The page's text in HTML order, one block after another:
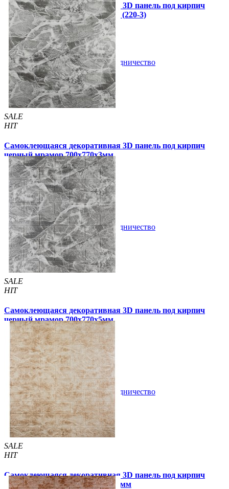
Самоклеющаяся декоративная 3D панель под кирпич
мрамор капучино 700x770x3мм (220-3)
79 грн/шт 140 грн/шт
Купить В закладки Сотрудничество
SALE
HIT
Самоклеющаяся декоративная 3D панель под кирпич
черный мрамор 700x770x3мм
69 грн/шт 160 грн/шт
2 отзывов
Купить В закладки Сотрудничество
SALE
HIT
Самоклеющаяся декоративная 3D панель под кирпич
черный мрамор 700x770x5мм
105 грн/шт 180 грн/шт
6 отзывов
Купить В закладки Сотрудничество
SALE
HIT
Самоклеющаяся декоративная 3D панель под кирпич
коричневый мрамор 700x770x3мм